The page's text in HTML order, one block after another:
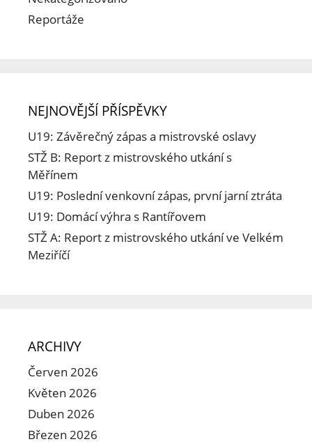
Reportáže
NEJNOVĚJŠÍ PŘÍSPĚVKY
U19: Závěrečný zápas a mistrovské oslavy
STŽ B: Report z mistrovského utkání s
Měřínem
U19: Poslední venkovní zápas, první jarní ztráta
U19: Domácí výhra s Rantířovem
STŽ A: Report z mistrovského utkání ve Velkém
Meziříčí
ARCHIVY
Červen 2026
Květen 2026
Duben 2026
Březen 2026